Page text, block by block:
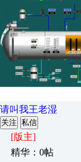
请叫我王老湿
关注 私信
[版主]
精华：0帖